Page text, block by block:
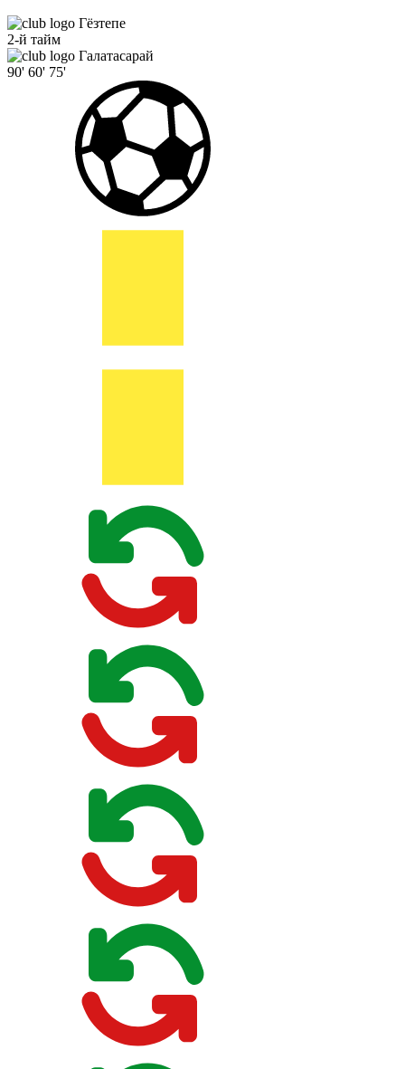
Гёзтепе
2-й тайм
Галатасарай
90' 60' 75'